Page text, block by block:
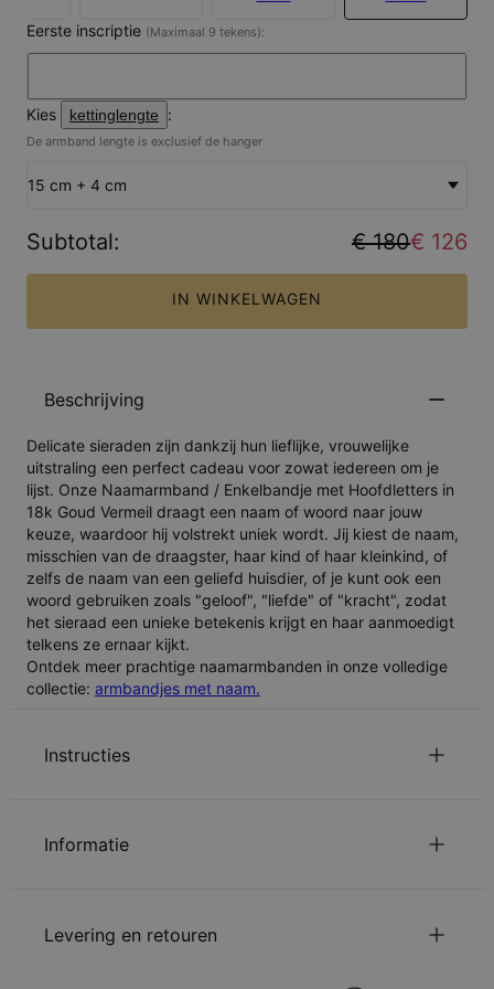
Eerste inscriptie (Maximaal 9 tekens):
Kies kettinglengte :
De armband lengte is exclusief de hanger
15 cm + 4 cm
Subtotal: € 180€ 126
IN WINKELWAGEN
Beschrijving
Delicate sieraden zijn dankzij hun lieflijke, vrouwelijke
uitstraling een perfect cadeau voor zowat iedereen om je
lijst. Onze Naamarmband / Enkelbandje met Hoofdletters in
18k Goud Vermeil draagt een naam of woord naar jouw
keuze, waardoor hij volstrekt uniek wordt. Jij kiest de naam,
misschien van de draagster, haar kind of haar kleinkind, of
zelfs de naam van een geliefd huisdier, of je kunt ook een
woord gebruiken zoals "geloof", "liefde" of "kracht", zodat
het sieraad een unieke betekenis krijgt en haar aanmoedigt
telkens ze ernaar kijkt.
Ontdek meer prachtige naamarmbanden in onze volledige
collectie: armbandjes met naam.
Instructies
GelieveOns te mailen met uw vragen of opmerkingen.
Informatie
Materiaal
0.925
Levering en retouren